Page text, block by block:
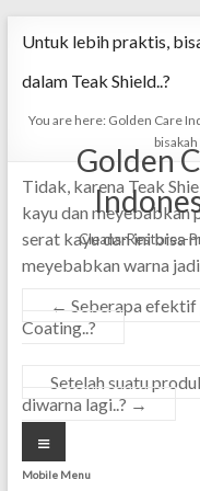
Golden
Cleans-Restores-
Menu
Mobile Menu
Untuk lebih praktis,
dalam Teak Shield..?
You are here: Golden Care
Tidak, karena Teak
kayu dan meyebabkan
serat kayu dan ini bisa
meyebabkan warna
← Seberapa efektif
Coating..?
Setelah suatu
diwarna lagi..? →